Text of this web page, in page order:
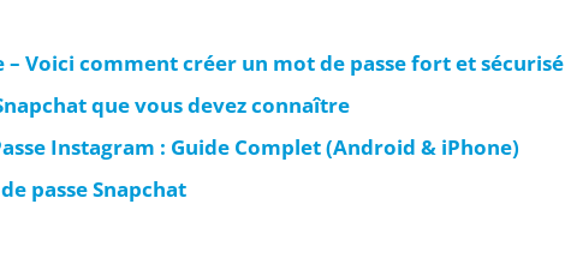
– Voici comment créer un mot de passe fort et sécurisé
que vous devez connaître
Instagram : Guide Complet (Android & iPhone)
passe Snapchat